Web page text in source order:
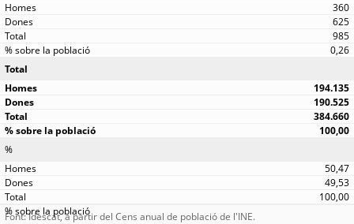
360
625
985
0,26
Total
194.135
190.525
384.660
100,00
%
50,47
49,53
100,00
Font: Idescat, a partir del Cens anual de població de l'INE.